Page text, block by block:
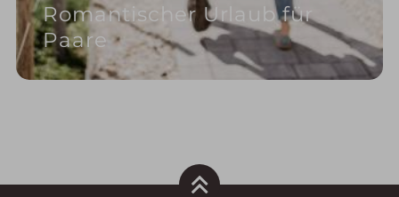
Romantischer Urlaub für
Paare